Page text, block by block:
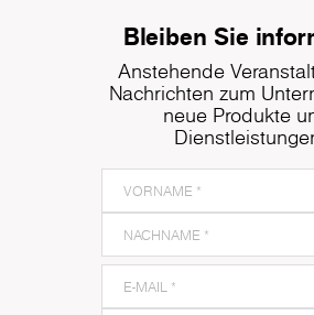
Bleiben Sie
Anstehende
Nachrichten zum
neue Produkte